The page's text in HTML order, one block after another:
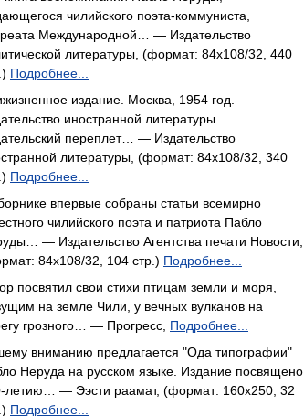
чилийского поэта-коммуниста,
Международной… — Издательство
литературы, (формат: 84x108/32, 440
Подробнее...
издание. Москва, 1954 год.
иностранной литературы.
переплет… — Издательство
литературы, (формат: 84x108/32, 340
Подробнее...
впервые собраны статьи всемирно
чилийского поэта и патриота Пабло
— Издательство Агентства печати Новости,
84x108/32, 104 стр.) Подробнее...
посвятил свои стихи птицам земли и моря,
на земле Чили, у вечных вулканов на
грозного… — Прогресс, Подробнее...
вниманию предлагается "Ода типографии"
Неруда на русском языке. Издание посвящено
летию… — Ээсти раамат, (формат: 160x250, 32
Подробнее...